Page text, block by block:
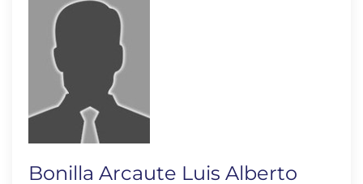
Bonilla Arcaute Luis Alberto